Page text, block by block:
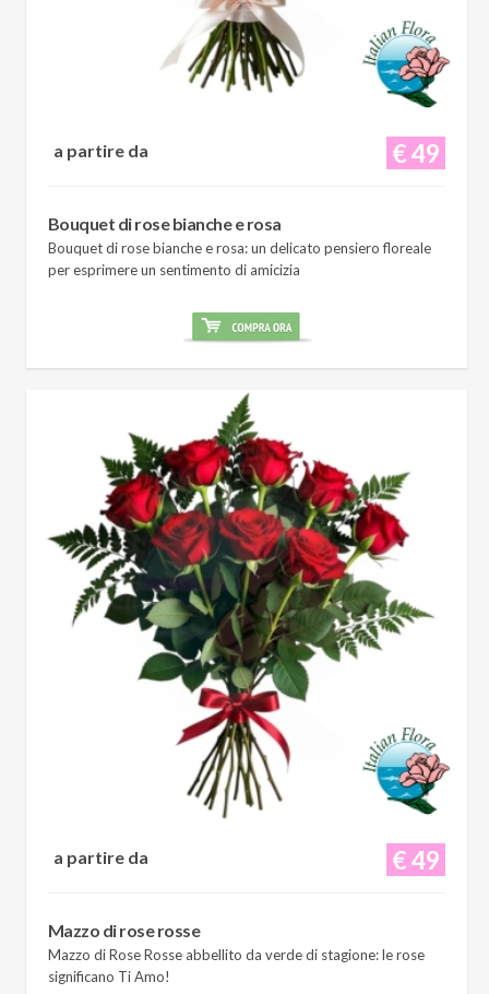
€ 49
a partire da
Bouquet di rose bianche e rosa
Bouquet di rose bianche e rosa: un delicato pensiero floreale
per esprimere un sentimento di amicizia
€ 49
a partire da
Mazzo di rose rosse
Mazzo di Rose Rosse abbellito da verde di stagione: le rose
significano Ti Amo!